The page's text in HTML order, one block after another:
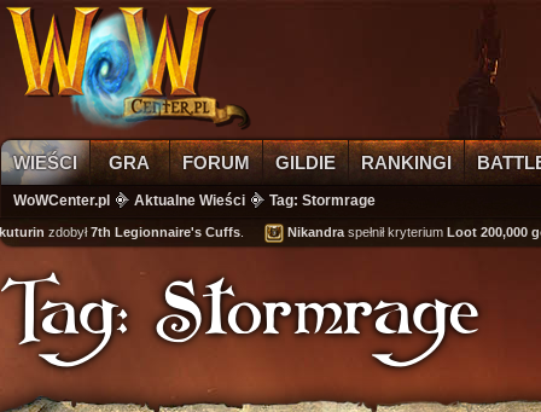
WIEŚCI GRA FORUM GILDIE RANKINGI
WoWCenter.pl Aktualne Wieści Tag: Stormrage
zdobył7th Legionnaire's Cuffs. Nikandraspełnił kryteriumLoot 200,000
Tag: Stormrage